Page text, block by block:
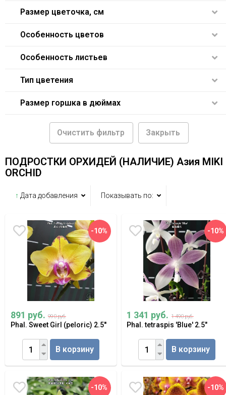
Размер цветочка, см
Особенность цветов
Особенность листьев
Тип цветения
Размер горшка в дюймах
Очистить фильтр Закрыть
ПОДРОСТКИ ОРХИДЕЙ (НАЛИЧИЕ) Азия MIKI
ORCHID
↑ Дата добавления Показывать по:
-10%
891 руб. 990 руб.
Phal. Sweet Girl (peloric) 2.5''
В корзину
-10%
1 341 руб. 1 490 руб.
Phal. tetraspis 'Blue' 2.5"
В корзину
-10% -10%